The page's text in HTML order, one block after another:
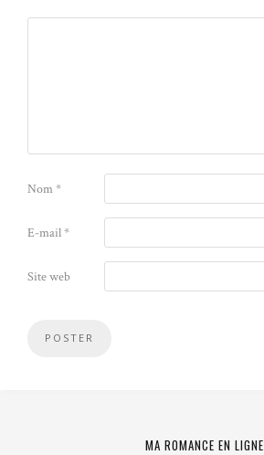
Nom*
E-mail*
Site web
MA ROMANCE EN LIGNE